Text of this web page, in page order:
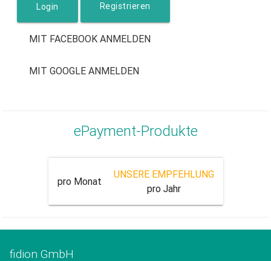
Registrieren
MIT FACEBOOK ANMELDEN
MIT GOOGLE ANMELDEN
ePayment-Produkte
pro Monat
UNSERE EMPFEHLUNG
pro Jahr
fidion GmbH